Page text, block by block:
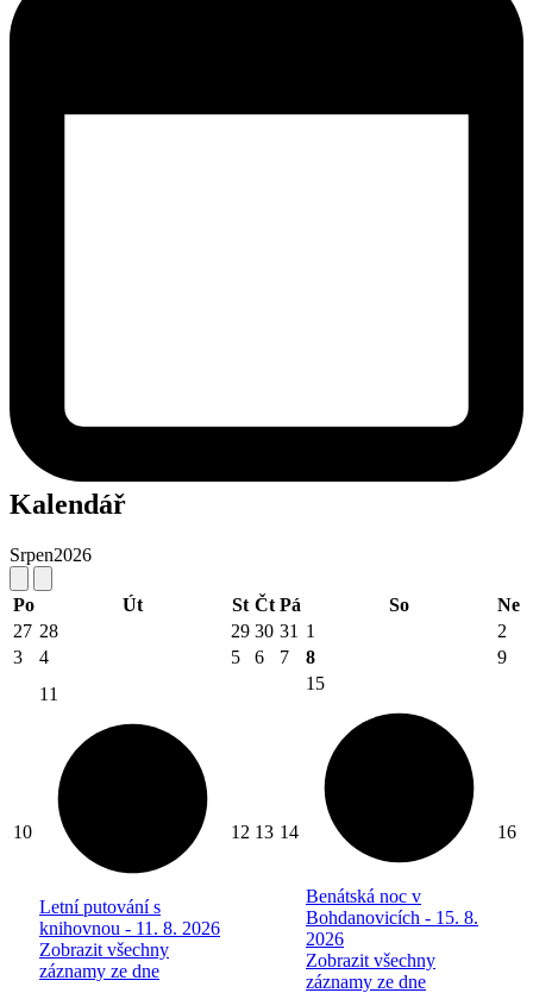
Kalendář
Srpen2026
Po Út St Čt Pá So
Ne
27 28 29 30 31 1
2
3
4 5 6 7 8 9
10
11
Letní putování s
knihovnou - 11. 8. 2026
Zobrazit všechny
záznamy ze dne
12 13 14
15
Benátská noc v
Bohdanovicích - 15. 8.
2026
Zobrazit všechny
záznamy ze dne
16